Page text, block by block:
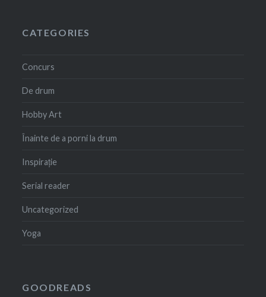
CATEGORIES
Concurs
De drum
Hobby Art
Înainte de a porni la drum
Inspirație
Serial reader
Uncategorized
Yoga
GOODREADS